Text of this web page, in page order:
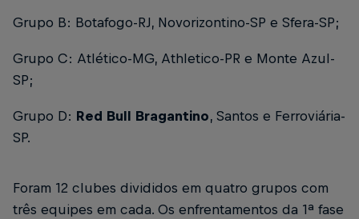
Grupo B: Botafogo-RJ, Novorizontino-SP e Sfera-SP;
Grupo C: Atlético-MG, Athletico-PR e Monte Azul-
SP;
Grupo D: Red Bull Bragantino, Santos e Ferroviária-
SP.
Foram 12 clubes divididos em quatro grupos com
três equipes em cada. Os enfrentamentos da 1ª fase